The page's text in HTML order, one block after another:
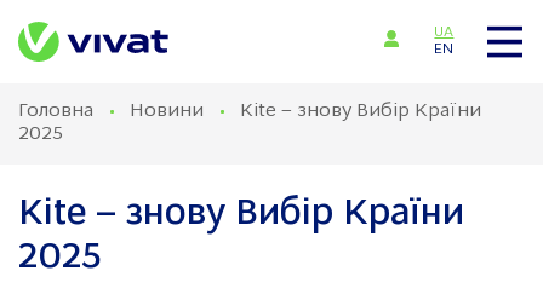
UA
EN
Головна Новини
Kite – знову Вибір Країни
2025
Kite – знову Вибір Країни
2025